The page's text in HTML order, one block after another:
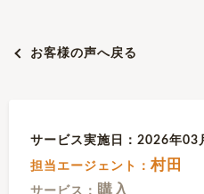
お客様の声へ戻る
サービス実施日：2026年03
担当エージェント：村田
購入